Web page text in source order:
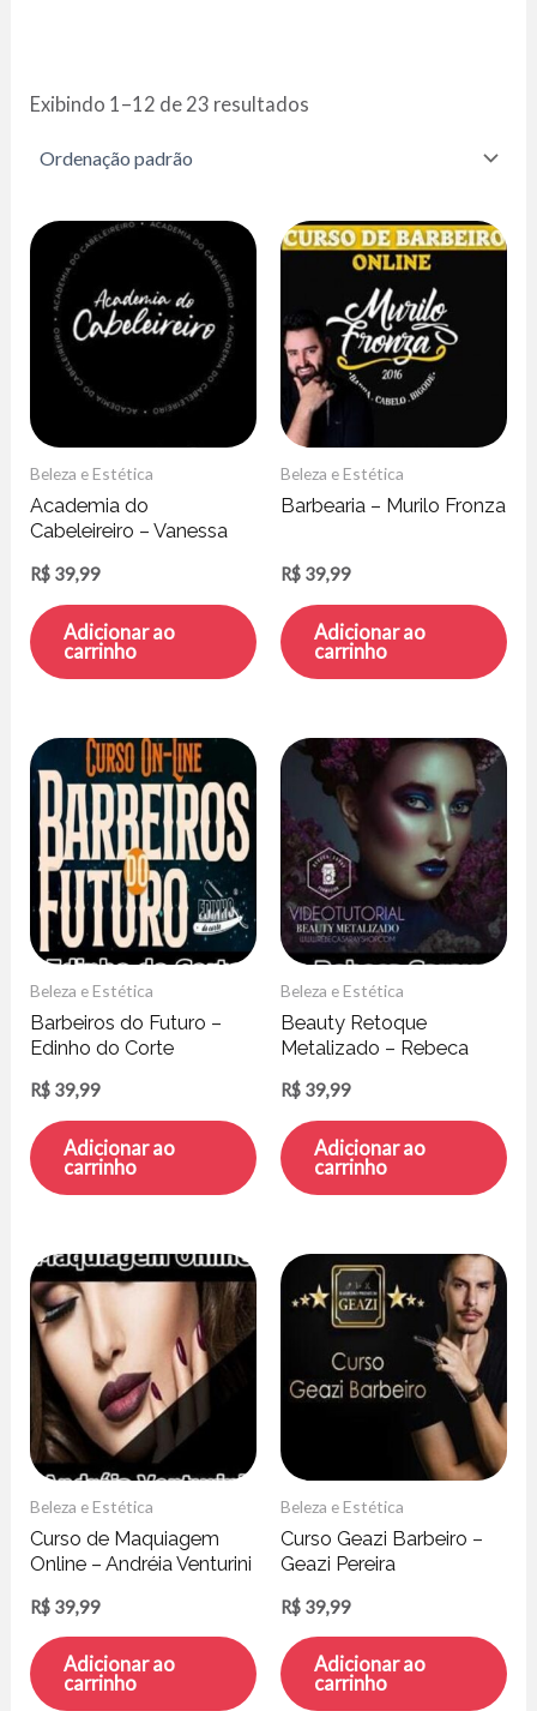
Exibindo 1–12 de 23 resultados
Beleza e Estética
Academia do
Cabeleireiro – Vanessa
R$ 39,99
Adicionar ao
carrinho
Beleza e Estética
Barbearia – Murilo Fronza
R$ 39,99
Adicionar ao
carrinho
Beleza e Estética
Barbeiros do Futuro –
Edinho do Corte
R$ 39,99
Adicionar ao
carrinho
Beleza e Estética
Beauty Retoque
Metalizado – Rebeca
R$ 39,99
Adicionar ao
carrinho
Beleza e Estética
Curso de Maquiagem
Online – Andréia Venturini
R$ 39,99
Adicionar ao
carrinho
Beleza e Estética
Curso Geazi Barbeiro –
Geazi Pereira
R$ 39,99
Adicionar ao
carrinho